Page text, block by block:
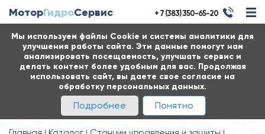
Мы используем файлы Cookie и системы аналитики для
улучшения работы сайта. Эти данные помогут нам
анализировать посещаемость, улучшать сервис и
делать контент более удобным для вас. Продолжая
использовать сайт, вы даете свое согласие на
обработку персональных данных.
Подробнее Понятно
МоторГидроСервис + 7 (383) 350-65-20